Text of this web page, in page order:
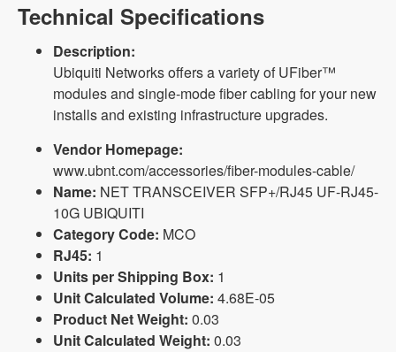
Technical Specifications
Description:
Ubiquiti Networks offers a variety of UFiber™
modules and single-mode fiber cabling for your new
installs and existing infrastructure upgrades.
Vendor Homepage:
www.ubnt.com/accessories/fiber-modules-cable/
Name: NET TRANSCEIVER SFP+/RJ45 UF-RJ45-
10G UBIQUITI
Category Code: MCO
RJ45: 1
Units per Shipping Box: 1
Unit Calculated Volume: 4.68E-05
Product Net Weight: 0.03
Unit Calculated Weight: 0.03